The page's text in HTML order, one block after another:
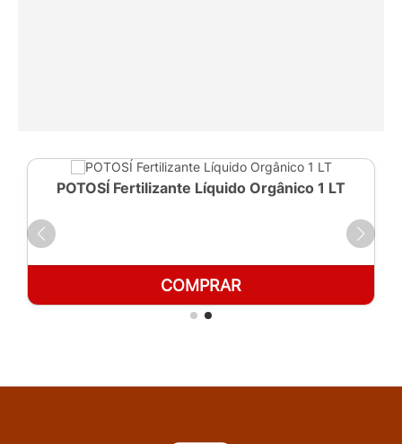
POTOSÍ Fertilizante Líquido Orgânico 1 LT
COMPRAR